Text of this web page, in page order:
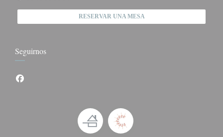
RESERVAR UNA MESA
Seguirnos
Facebook ((abre en una nueva ventana))